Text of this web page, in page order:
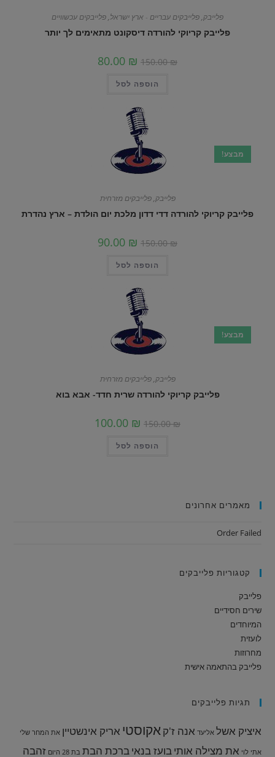
פלייבק,פלייבקים עבריים - ארץ ישראל,פלייבקים עכשוויים
פלייבק קריוקי להורדה דיסקונט מתאימים לך יותר
150.00₪
80.00 ₪
הוספה לסל
מבצע!
פלייבק,פלייבקים מזרחית
פלייבק קריוקי להורדה דדי דדון מלכת יום הולדת – ארץ נהדרת
150.00₪
90.00 ₪
הוספה לסל
מבצע!
פלייבק,פלייבקים מזרחית
פלייבק קריוקי להורדה שרית חדד- אבא בוא
150.00₪
100.00 ₪
הוספה לסל
מאמרים אחרונים
Order Failed
קטגוריות פלייבקים
פלייבק
שירים חסידיים
המיוחדים
לועזית
מחרוזות
פלייבק בהתאמה אישית
תגיות פלייבקים
איציק אשל אליעד אנה ז'קאקוסטי אריק אינשטיין את המחר שלי
אתי לוי את מצילה אותיבועז בנאיברכת הבת בת 28 היום זהבה